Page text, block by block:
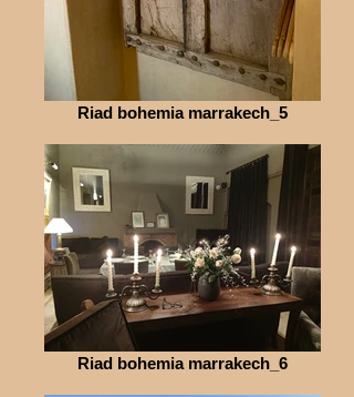
Riad bohemia marrakech_5
Riad bohemia marrakech_6